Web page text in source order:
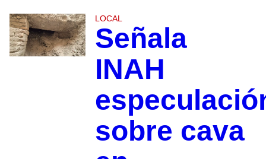
LOCAL
Señala
INAH
sobre cava